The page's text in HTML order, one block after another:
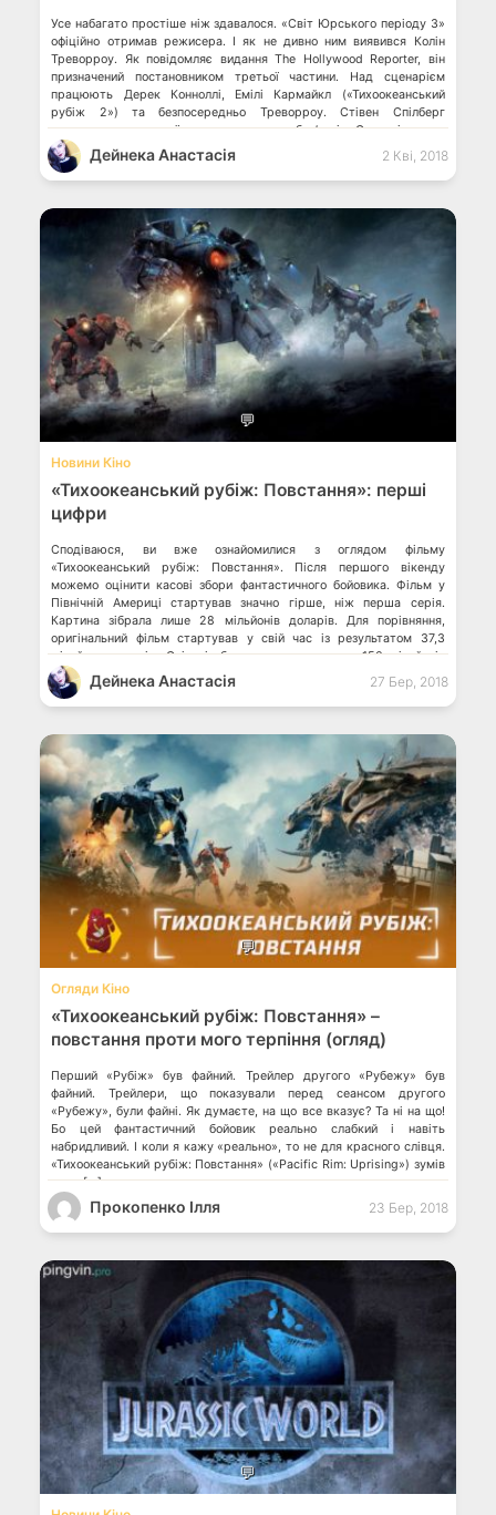
Усе набагато простіше ніж здавалося. «Світ Юрського періоду 3»
офіційно отримав режисера. І як не дивно ним виявився Колін
Треворроу. Як повідомляє видання The Hollywood Reporter, він
призначений постановником третьої частини. Над сценарієм
працюють Дерек Конноллі, Емілі Кармайкл («Тихоокеанський
рубіж 2») та безпосередньо Треворроу. Стівен Спілберг
повертається до своїх продюсерських обов’язків. Саме він свого
часу запропонував […]
Дейнека Анастасiя 2 Кві, 2018
💬
Новини Кіно
«Тихоокеанський рубіж: Повстання»: перші
цифри
Сподіваюся, ви вже ознайомилися з оглядом фільму
«Тихоокеанський рубіж: Повстання». Після першого вікенду
можемо оцінити касові збори фантастичного бойовика. Фільм у
Північній Америці стартував значно гірше, ніж перша серія.
Картина зібрала лише 28 мільйонів доларів. Для порівняння,
оригінальний фільм стартував у свій час із результатом 37,3
мільйона доларів. Світові збори сиквела досягли 150 мільйонів
доларів. […]Дейнека Анастасiя 27 Бер, 2018
💬
Огляди Кіно
«Тихоокеанський рубіж: Повстання» –
повстання проти мого терпіння (огляд)
Перший «Рубіж» був файний. Трейлер другого «Рубежу» був
файний. Трейлери, що показували перед сеансом другого
«Рубежу», були файні. Як думаєте, на що все вказує? Та ні на що!
Бо цей фантастичний бойовик реально слабкий і навіть
набридливий. І коли я кажу «реально», то не для красного слівця.
«Тихоокеанський рубіж: Повстання» («Pacific Rim: Uprising») зумів
мене […]
Прокопенко Ілля 23 Бер, 2018
💬